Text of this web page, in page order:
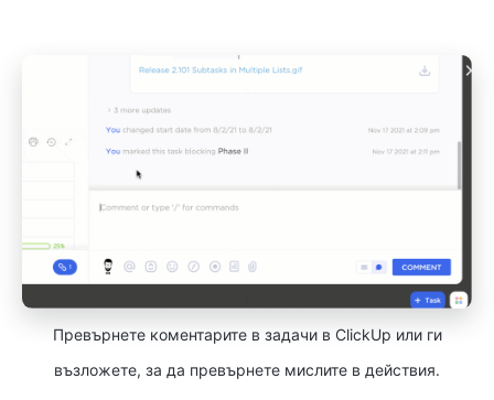
Превърнете коментарите в задачи в ClickUp или ги
възложете, за да превърнете мислите в действия.